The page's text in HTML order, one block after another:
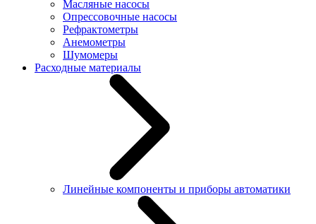
Масляные насосы
Опрессовочные насосы
Рефрактометры
Анемометры
Шумомеры
Расходные материалы
Линейные компоненты и приборы автоматики